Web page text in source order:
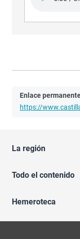
Enlace
https://
La región
Todo el contenido
Hemeroteca